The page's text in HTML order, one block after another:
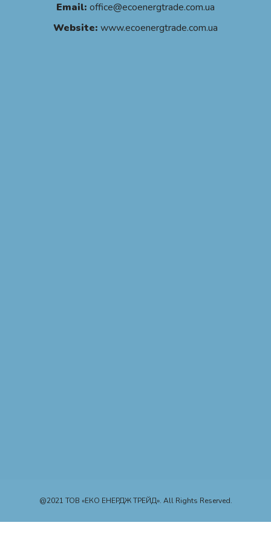
Email: office@ecoenergtrade.com.ua
Website: www.ecoenergtrade.com.ua
@2021 ТОВ «ЕКО ЕНЕРДЖ ТРЕЙД». All Rights Reserved.